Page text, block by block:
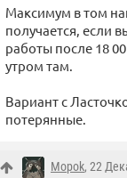
Максимум в том
получается, если
работы после 18
утром там.
Вариант с
потерянные.
Mopok, 22